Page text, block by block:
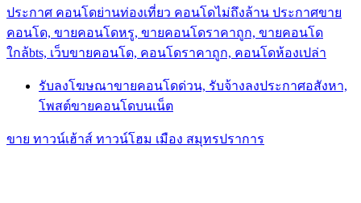
ประกาศ คอนโดย่านท่องเที่ยว คอนโดไม่ถึงล้าน ประกาศขาย
คอนโด, ขายคอนโดหรู, ขายคอนโดราคาถูก, ขายคอนโด
ใกล้bts, เว็บขายคอนโด, คอนโดราคาถูก, คอนโดห้องเปล่า
รับลงโฆษณาขายคอนโดด่วน, รับจ้างลงประกาศอสังหา,
โพสต์ขายคอนโดบนเน็ต
ขาย ทาวน์เฮ้าส์ ทาวน์โฮม เมือง สมุทรปราการ